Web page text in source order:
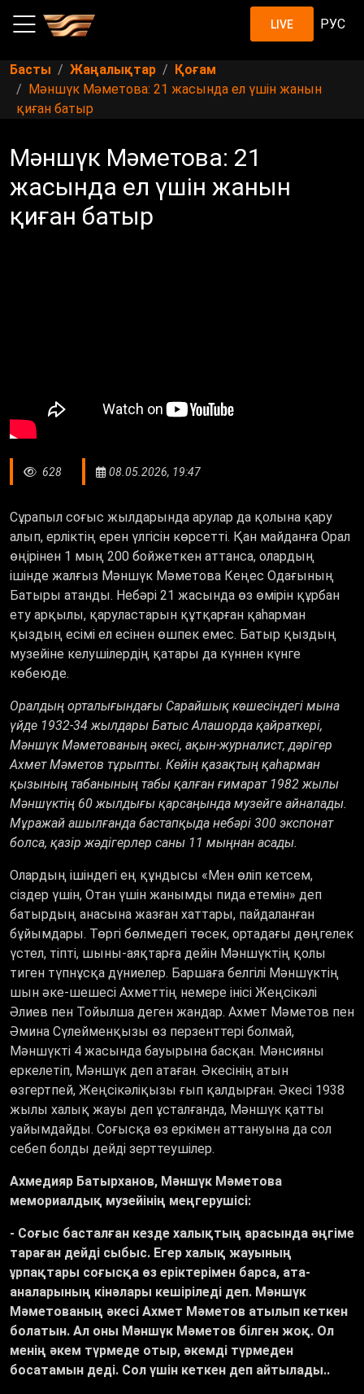
LIVE РУС
Басты Жаңалықтар
Қоғам
Мәншүк Мәметова: 21 жасында ел үшін жанын
қиған батыр
Мәншүк Мәметова: 21
жасында ел үшін жанын
қиған батыр
628 08.05.2026, 19:47
Сұрапыл соғыс жылдарында арулар да қолына қару
алып, ерліктің ерен үлгісін көрсетті. Қан майданға Орал
өңірінен 1 мың 200 бойжеткен аттанса, олардың
ішінде жалғыз Мәншүк Мәметова Кеңес Одағының
Батыры атанды. Небәрі 21 жасында өз өмірін құрбан
ету арқылы, қаруластарын құтқарған қаһарман
қыздың есімі ел есінен өшпек емес. Батыр қыздың
музейіне келушілердің қатары да күннен күнге
көбеюде.
Оралдың орталығындағы Сарайшық көшесіндегі мына
үйде 1932-34 жылдары Батыс Алашорда қайраткері,
Мәншүк Мәметованың әкесі, ақын-журналист, дәрігер
Ахмет Мәметов тұрыпты. Кейін қазақтың қаһарман
қызының табанының табы қалған ғимарат 1982 жылы
Мәншүктің 60 жылдығы қарсаңында музейге айналады.
Мұражай ашылғанда бастапқыда небәрі 300 экспонат
болса, қазір жәдігерлер саны 11 мыңнан асады.
Олардың ішіндегі ең құндысы «Мен өліп кетсем,
сіздер үшін, Отан үшін жанымды пида етемін» деп
батырдың анасына жазған хаттары, пайдаланған
бұйымдары. Төргі бөлмедегі төсек, ортадағы дөңгелек
үстел, тіпті, шыны-аяқтарға дейін Мәншүктің қолы
тиген түпнұсқа дүниелер. Баршаға белгілі Мәншүктің
шын әке-шешесі Ахметтің немере інісі Жеңсікәлі
Әлиев пен Тойылша деген жандар. Ахмет Мәметов пен
Әмина Сүлейменқызы өз перзенттері болмай,
Мәншүкті 4 жасында бауырына басқан. Мәнсияны
еркелетіп, Мәншүк деп атаған. Әкесінің атын
өзгертпей, Жеңсікәліқызы ғып қалдырған. Әкесі 1938
жылы халық жауы деп ұсталғанда, Мәншүк қатты
уайымдайды. Соғысқа өз еркімен аттануына да сол
себеп болды дейді зерттеушілер.
Ахмедияр Батырханов, Мәншүк Мәметова
мемориалдық музейінің меңгерушісі:
- Соғыс басталған кезде халықтың арасында әңгіме
тараған дейді сыбыс. Егер халық жауының
ұрпақтары соғысқа өз еріктерімен барса, ата-
аналарының кінәлары кешіріледі деп. Мәншүк
Мәметованың әкесі Ахмет Мәметов атылып кеткен
болатын. Ал оны Мәншүк Мәметов білген жоқ. Ол
менің әкем түрмеде отыр, әкемді түрмеден
босатамын деді. Сол үшін кеткен деп айтылады..